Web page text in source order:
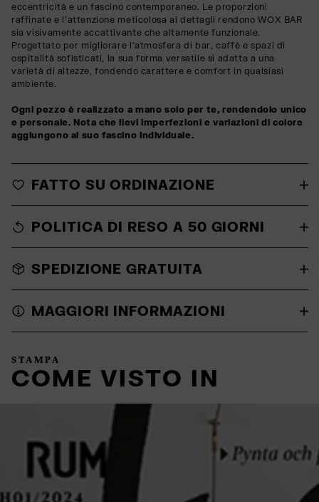
eccentricità e un fascino contemporaneo. Le proporzioni
raffinate e l'attenzione meticolosa ai dettagli rendono WOX BAR
sia visivamente accattivante che altamente funzionale.
Progettato per migliorare l'atmosfera di bar, caffè e spazi di
ospitalità sofisticati, la sua forma versatile si adatta a una
varietà di altezze, fondendo carattere e comfort in qualsiasi
ambiente.
Ogni pezzo è realizzato a mano solo per te, rendendolo unico
e personale. Nota che lievi imperfezioni e variazioni di colore
aggiungono al suo fascino individuale.
FATTO SU ORDINAZIONE
POLITICA DI RESO A 50 GIORNI
SPEDIZIONE GRATUITA
MAGGIORI INFORMAZIONI
STAMPA
COME VISTO IN